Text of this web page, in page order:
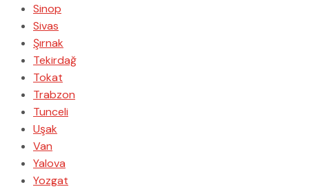
Sinop
Sivas
Şırnak
Tekirdağ
Tokat
Trabzon
Tunceli
Uşak
Van
Yalova
Yozgat